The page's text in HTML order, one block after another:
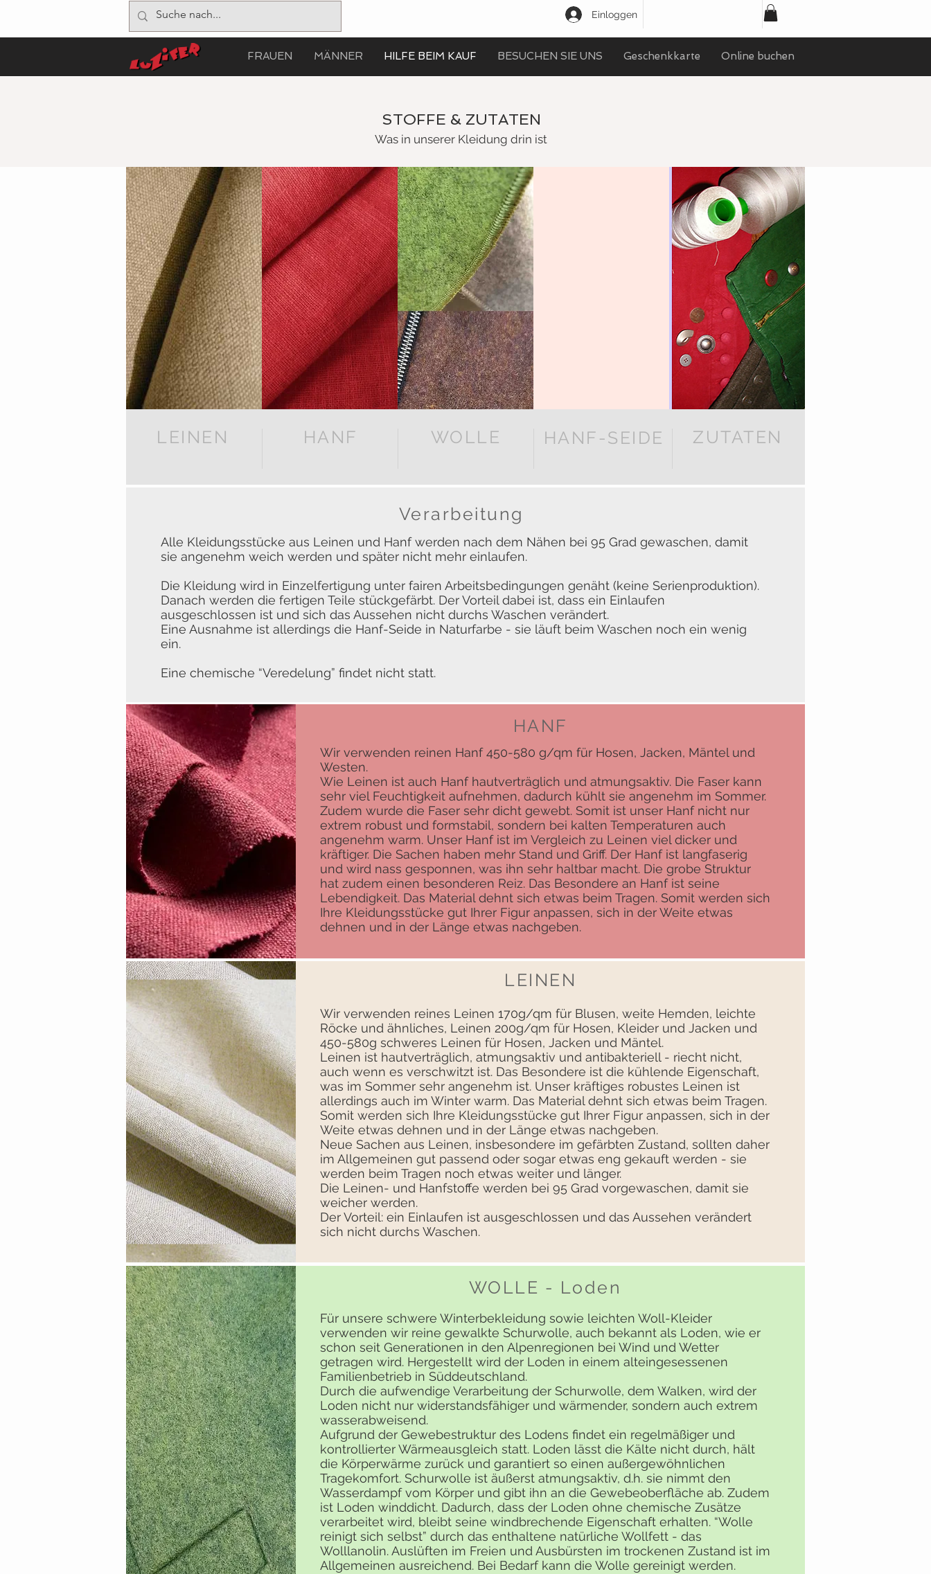
Einloggen
FRAUEN MÄNNER HILFE BEIM KAUF BESUCHEN SIE UNS Geschenkkarte Online buchen
STOFFE & ZUTATEN
Was in unserer Kleidung drin ist
LEINEN HANF WOLLE HANF-SEIDE ZUTATEN
Verarbeitung
Alle Kleidungsstücke aus Leinen und Hanf werden nach dem Nähen bei 95 Grad gewaschen, damit
sie angenehm weich werden und später nicht mehr einlaufen.
Die Kleidung wird in Einzelfertigung unter fairen Arbeitsbedingungen genäht (keine Serienproduktion).
Danach werden die fertigen Teile stückgefärbt. Der Vorteil dabei ist, dass ein Einlaufen
ausgeschlossen ist und sich das Aussehen nicht durchs Waschen verändert.
Eine Ausnahme ist allerdings die Hanf-Seide in Naturfarbe - sie läuft beim Waschen noch ein wenig
ein.
Eine chemische “Veredelung” findet nicht statt.
HANF
Wir verwenden reinen Hanf 450-580 g/qm für Hosen, Jacken, Mäntel und
Westen.
Wie Leinen ist auch Hanf hautverträglich und atmungsaktiv. Die Faser kann
sehr viel Feuchtigkeit aufnehmen, dadurch kühlt sie angenehm im Sommer.
Zudem wurde die Faser sehr dicht gewebt. Somit ist unser Hanf nicht nur
extrem robust und formstabil, sondern bei kalten Temperaturen auch
angenehm warm. Unser Hanf ist im Vergleich zu Leinen viel dicker und
kräftiger. Die Sachen haben mehr Stand und Griff. Der Hanf ist langfaserig
und wird nass gesponnen, was ihn sehr haltbar macht. Die grobe Struktur
hat zudem einen besonderen Reiz. Das Besondere an Hanf ist seine
Lebendigkeit. Das Material dehnt sich etwas beim Tragen. Somit werden sich
Ihre Kleidungsstücke gut Ihrer Figur anpassen, sich in der Weite etwas
dehnen und in der Länge etwas nachgeben.
LEINEN
Wir verwenden reines Leinen 170g/qm für Blusen, weite Hemden, leichte
Röcke und ähnliches, Leinen 200g/qm für Hosen, Kleider und Jacken und
450-580g schweres Leinen für Hosen, Jacken und Mäntel.
Leinen ist hautverträglich, atmungsaktiv und antibakteriell - riecht nicht,
auch wenn es verschwitzt ist. Das Besondere ist die kühlende Eigenschaft,
was im Sommer sehr angenehm ist. Unser kräftiges robustes Leinen ist
allerdings auch im Winter warm. Das Material dehnt sich etwas beim Tragen.
Somit werden sich Ihre Kleidungsstücke gut Ihrer Figur anpassen, sich in der
Weite etwas dehnen und in der Länge etwas nachgeben.
Neue Sachen aus Leinen, insbesondere im gefärbten Zustand, sollten daher
im Allgemeinen gut passend oder sogar etwas eng gekauft werden - sie
werden beim Tragen noch etwas weiter und länger.
Die Leinen- und Hanfstoffe werden bei 95 Grad vorgewaschen, damit sie
weicher werden.
Der Vorteil: ein Einlaufen ist ausgeschlossen und das Aussehen verändert
sich nicht durchs Waschen.
WOLLE - Loden
Für unsere schwere Winterbekleidung sowie leichten Woll-Kleider
verwenden wir reine gewalkte Schurwolle, auch bekannt als Loden, wie er
schon seit Generationen in den Alpenregionen bei Wind und Wetter
getragen wird. Hergestellt wird der Loden in einem alteingesessenen
Familienbetrieb in Süddeutschland.
Durch die aufwendige Verarbeitung der Schurwolle, dem Walken, wird der
Loden nicht nur widerstandsfähiger und wärmender, sondern auch extrem
wasserabweisend.
Aufgrund der Gewebestruktur des Lodens findet ein regelmäßiger und
kontrollierter Wärmeausgleich statt. Loden lässt die Kälte nicht durch, hält
die Körperwärme zurück und garantiert so einen außergewöhnlichen
Tragekomfort. Schurwolle ist äußerst atmungsaktiv, d.h. sie nimmt den
Wasserdampf vom Körper und gibt ihn an die Gewebeoberfläche ab. Zudem
ist Loden winddicht. Dadurch, dass der Loden ohne chemische Zusätze
verarbeitet wird, bleibt seine windbrechende Eigenschaft erhalten. “Wolle
reinigt sich selbst” durch das enthaltene natürliche Wollfett - das
Wolllanolin. Auslüften im Freien und Ausbürsten im trockenen Zustand ist im
Allgemeinen ausreichend. Bei Bedarf kann die Wolle gereinigt werden.